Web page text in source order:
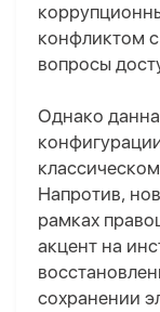
конфликтом
вопросы
Однако
Напротив,
рамках
акцент на
сохранении